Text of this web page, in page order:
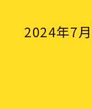
・本規
・キャ
OP共同
をお持
・連絡
2024年7